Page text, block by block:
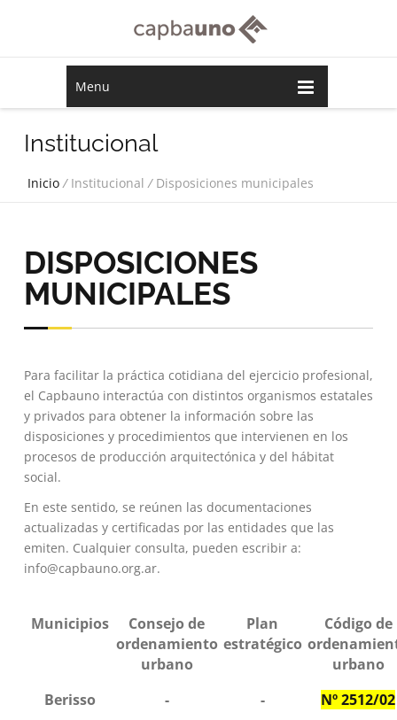
Menu
Institucional
Inicio /Institucional/Disposiciones municipales
DISPOSICIONES
MUNICIPALES
Para facilitar la práctica cotidiana del ejercicio profesional,
el Capbauno interactúa con distintos organismos estatales
y privados para obtener la información sobre las
disposiciones y procedimientos que intervienen en los
procesos de producción arquitectónica y del hábitat
social.
En este sentido, se reúnen las documentaciones
actualizadas y certificadas por las entidades que las
emiten. Cualquier consulta, pueden escribir a:
info@capbauno.org.ar.
Municipios
Consejo de
ordenamiento
urbano
Plan
estratégico
Código de
urbano
Berisso
- -
Nº 2512/02